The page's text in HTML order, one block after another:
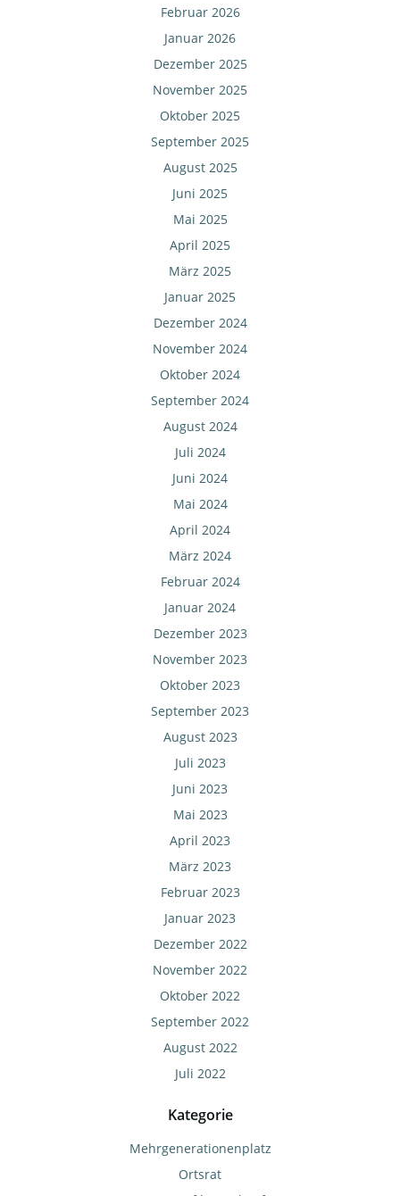
Februar 2026
Januar 2026
Dezember 2025
November 2025
Oktober 2025
September 2025
August 2025
Juni 2025
Mai 2025
April 2025
März 2025
Januar 2025
Dezember 2024
November 2024
Oktober 2024
September 2024
August 2024
Juli 2024
Juni 2024
Mai 2024
April 2024
März 2024
Februar 2024
Januar 2024
Dezember 2023
November 2023
Oktober 2023
September 2023
August 2023
Juli 2023
Juni 2023
Mai 2023
April 2023
März 2023
Februar 2023
Januar 2023
Dezember 2022
November 2022
Oktober 2022
September 2022
August 2022
Juli 2022
Kategorie
Mehrgenerationenplatz
Ortsrat